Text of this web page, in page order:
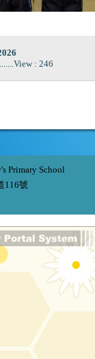
.......View : 246
Primary School
116號